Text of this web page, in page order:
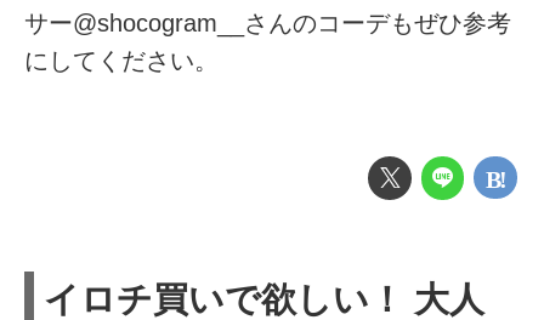
サー@shocogram__さんのコーデもぜひ参考
にしてください。
イロチ買いで欲しい！ 大人